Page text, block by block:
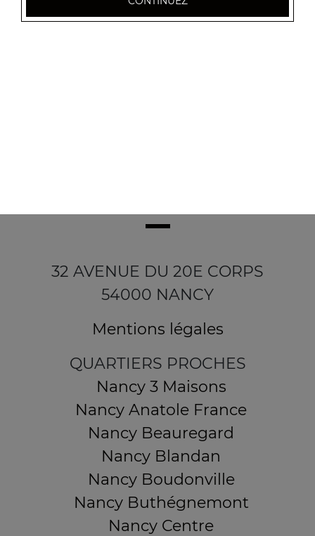
Gambas tandoori
32 AVENUE DU 20E CORPS
54000 NANCY
Mentions légales
QUARTIERS PROCHES
Nancy 3 Maisons
Nancy Anatole France
Nancy Beauregard
Nancy Blandan
Nancy Boudonville
Nancy Buthégnemont
Nancy Centre